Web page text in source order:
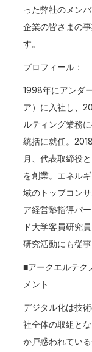
った弊社のメン
企業の皆さまの
す。
プロフィール：
1998年にアンダ
ア）に入社し、
ルティング業務
統括に就任。
月、代表取締役
を創業。エネル
域のトップコン
ア経営塾指導パ
ド大学客員研究
研究活動にも従事
■アークエルテク
メント
デジタル化は技
社全体の取組と
か戸惑われてい